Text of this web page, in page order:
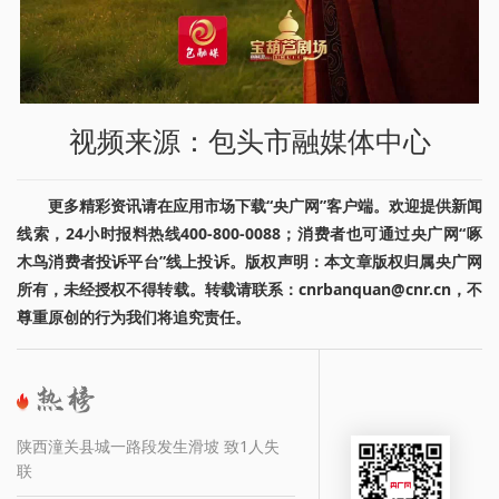
视频来源：包头市融媒体中心
更多精彩资讯请在应用市场下载“央广网”客户端。欢迎提供新闻
线索，24小时报料热线400-800-0088；消费者也可通过央广网“啄
木鸟消费者投诉平台”线上投诉。版权声明：本文章版权归属央广网
所有，未经授权不得转载。转载请联系：cnrbanquan@cnr.cn，不
尊重原创的行为我们将追究责任。
陕西潼关县城一路段发生滑坡 致1人失
联